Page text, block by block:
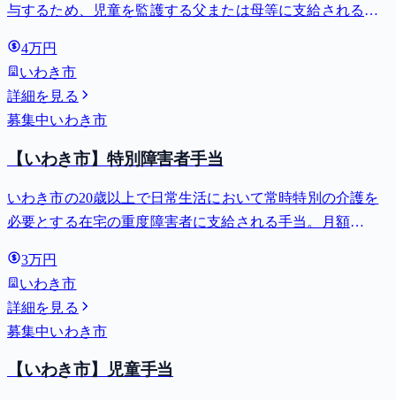
与するため、児童を監護する父または母等に支給される手
4万円
いわき市
詳細を見る
募集中いわき市
【いわき市】特別障害者手当
いわき市の20歳以上で日常生活において常時特別の介護を
必要とする在宅の重度障害者に支給される手当。月額
3万円
いわき市
詳細を見る
募集中いわき市
【いわき市】児童手当